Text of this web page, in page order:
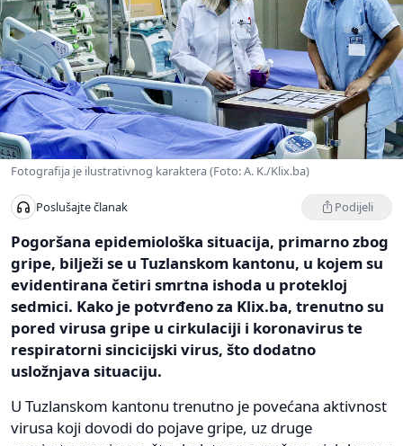
Fotografija je ilustrativnog karaktera (Foto: A. K./Klix.ba)
Poslušajte članak Podijeli
Pogoršana epidemiološka situacija, primarno zbog
gripe, bilježi se u Tuzlanskom kantonu, u kojem su
evidentirana četiri smrtna ishoda u protekloj
sedmici. Kako je potvrđeno za Klix.ba, trenutno su
pored virusa gripe u cirkulaciji i koronavirus te
respiratorni sincicijski virus, što dodatno
usložnjava situaciju.
U Tuzlanskom kantonu trenutno je povećana aktivnost
virusa koji dovodi do pojave gripe, uz druge